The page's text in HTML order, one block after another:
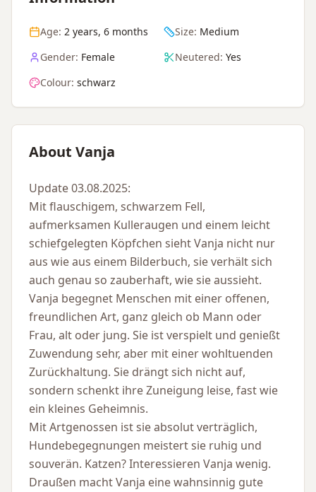
Age: 2 years, 6 months Size: Medium
Gender: Female Neutered: Yes
Colour: schwarz
About Vanja
Update 03.08.2025:
Mit flauschigem, schwarzem Fell,
aufmerksamen Kulleraugen und einem leicht
schiefgelegten Köpfchen sieht Vanja nicht nur
aus wie aus einem Bilderbuch, sie verhält sich
auch genau so zauberhaft, wie sie aussieht.
Vanja begegnet Menschen mit einer offenen,
freundlichen Art, ganz gleich ob Mann oder
Frau, alt oder jung. Sie ist verspielt und genießt
Zuwendung sehr, aber mit einer wohltuenden
Zurückhaltung. Sie drängt sich nicht auf,
sondern schenkt ihre Zuneigung leise, fast wie
ein kleines Geheimnis.
Mit Artgenossen ist sie absolut verträglich,
Hundebegegnungen meistert sie ruhig und
souverän. Katzen? Interessieren Vanja wenig.
Draußen macht Vanja eine wahnsinnig gute